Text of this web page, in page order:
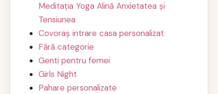
Meditația Yoga Alină Anxietatea și
Tensiunea
Covoraș intrare casa personalizat
Fără categorie
Genti pentru femei
Girls Night
Pahare personalizate